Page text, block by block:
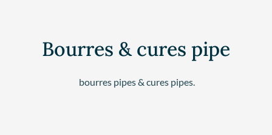
Bourres & cures pipe
bourres pipes & cures pipes.